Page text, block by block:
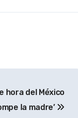
hora del México
la madre’